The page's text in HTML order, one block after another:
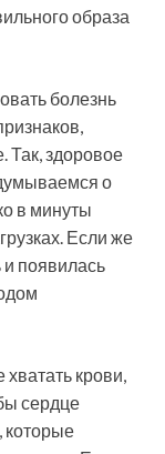
образа
болезнь
Так, здоровое
о
в минуты
Если же
и появилась
крови,
сердце
которые